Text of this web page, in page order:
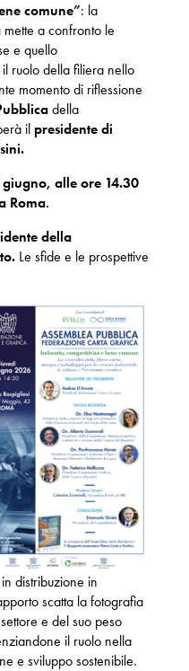
comune”: la
mette a confronto le
e quello
ruolo della filiera nello
momento di riflessione
della
il presidente di
alle ore 14.30
Roma.
della
Le sfide e le prospettive
distribuzione in
scatta la fotografia
e del suo peso
il ruolo nella
e sviluppo sostenibile.